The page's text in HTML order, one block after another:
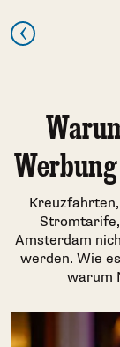
Stromtarife,
Amsterdam
werden. Wie
warum